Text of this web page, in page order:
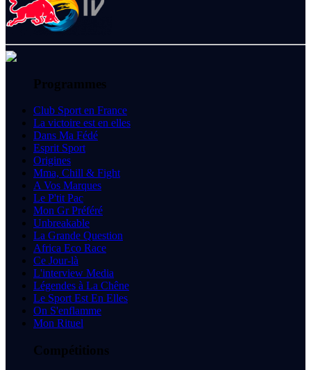
Programmes
Club Sport en France
La victoire est en elles
Dans Ma Fédé
Esprit Sport
Origines
Mma, Chill & Fight
A Vos Marques
Le P'tit Pac
Mon Gr Préféré
Unbreakable
La Grande Question
Africa Eco Race
Ce Jour-là
L'interview Media
Légendes à La Chêne
Le Sport Est En Elles
On S'enflamme
Mon Rituel
Compétitions